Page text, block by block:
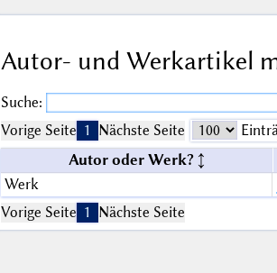
Autor- und Werkartikel
Suche:
Vorige Seite 1 Nächste Seite
Autor oder Werk?
Werk
Vorige Seite 1 Nächste Seite